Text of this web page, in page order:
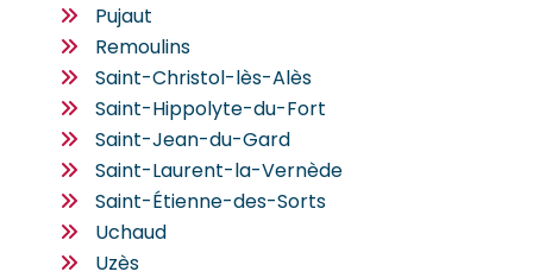
Pujaut
Remoulins
Saint-Christol-lès-Alès
Saint-Hippolyte-du-Fort
Saint-Jean-du-Gard
Saint-Laurent-la-Vernède
Saint-Étienne-des-Sorts
Uchaud
Uzès